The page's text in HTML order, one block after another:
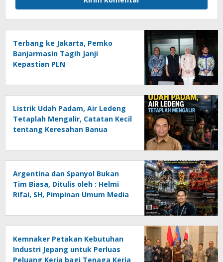
Terbang ke Jakarta, Pemko
Banjarmasin Tagih Janji
Kepastian PLN
Listrik Udah Padam, Air Ledeng
Tetaplah Mengalir, Catatan Kecil
tentang Keresahan Banua
Ancaman Lingkungan, Oleh :
Helmi Rifai, SH
Argentina dan Spanyol Bukan
Tim Biasa, Ditulis oleh : Helmi
Rifai, SH, Pimpinan Umum Media
Kemnaker Petakan Kebutuhan
Industri Jepang untuk Perluas
Peluang Kerja bagi Tenaga Kerja